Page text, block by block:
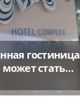
гостиница
может стать